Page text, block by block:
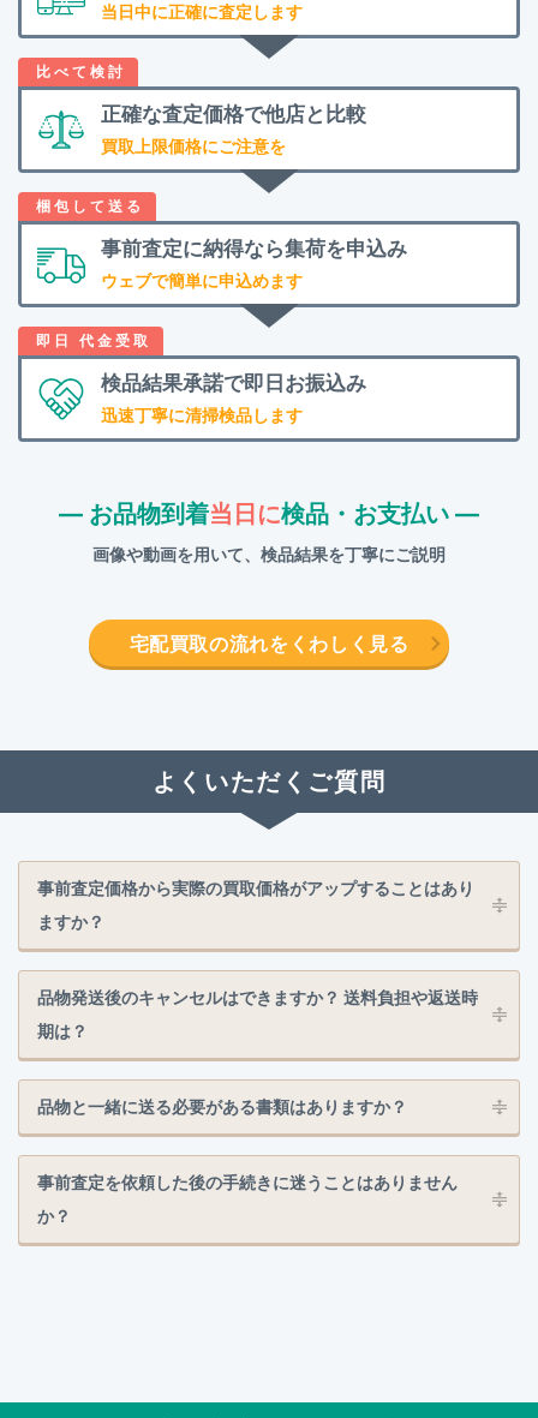
当日中に正確に査定します
正確な査定価格で他店と比較
買取上限価格にご注意を
事前査定に納得なら集荷を申込み
ウェブで簡単に申込めます
検品結果承諾で即日お振込み
迅速丁寧に清掃検品します
― お品物到着当日に検品・お支払い ―
画像や動画を用いて、検品結果を丁寧にご説明
宅配買取の流れをくわしく見る
よくいただくご質問
事前査定価格から実際の買取価格がアップすることはあり
ますか？
品物発送後のキャンセルはできますか？ 送料負担や返送時
期は？
品物と一緒に送る必要がある書類はありますか？
事前査定を依頼した後の手続きに迷うことはありません
か？